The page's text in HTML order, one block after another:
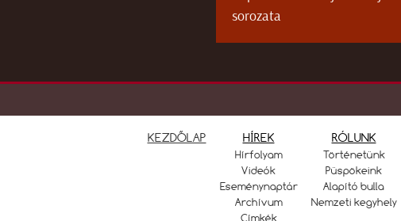
sorozata
KEZDŐLAP HÍREK
Hírfolyam
Videók
Eseménynaptár
Archívum
Címkék
RÓLUNK
Történetünk
Püspökeink
Alapító bulla
Nemzeti kegyhely